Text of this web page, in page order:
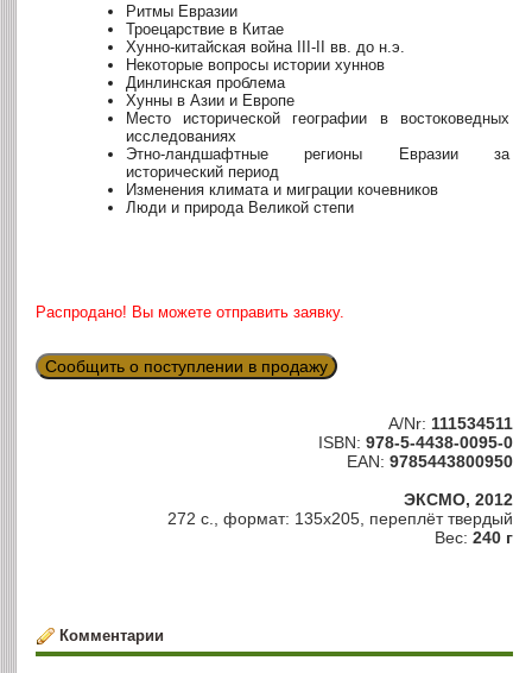
Ритмы Евразии
Троецарствие в Китае
Хунно-китайская война III-II вв. до н.э.
Некоторые вопросы истории хуннов
Динлинская проблема
Хунны в Азии и Европе
Место исторической географии в востоковедных
исследованиях
Этно-ландшафтные регионы Евразии за
исторический период
Изменения климата и миграции кочевников
Люди и природа Великой степи
Распродано! Вы можете отправить заявку.
Сообщить о поступлении в продажу
A/Nr: 111534511
ISBN: 978-5-4438-0095-0
EAN: 9785443800950
ЭКСМО, 2012
272 с., формат: 135х205, переплёт твердый
Вес: 240 г
Комментарии